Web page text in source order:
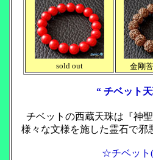
sold out 金剛
“ チベット
チベットの西蔵天珠は『神
様々な文様を施した霊石で邪
☆チベット